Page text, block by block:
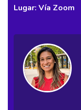
Lugar: Vía Zoom